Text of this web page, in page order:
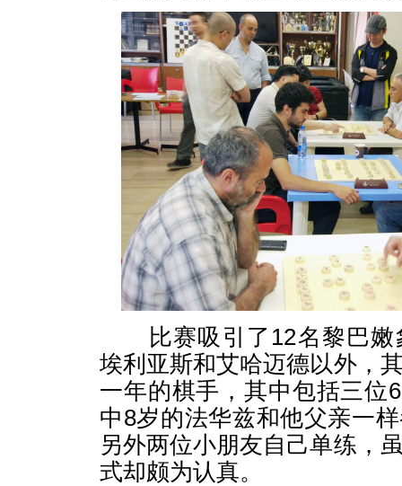
比赛吸引了12名黎巴嫩
埃利亚斯和艾哈迈德以外，
一年的棋手，其中包括三位
中8岁的法华兹和他父亲一
另外两位小朋友自己单练，
式却颇为认真。